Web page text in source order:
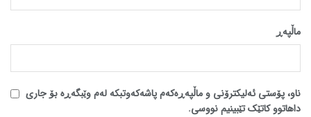
ماڵپه‌ڕ
ناو، پۆستی ئەلیکترۆنی و ماڵپەڕەکەم پاشەکەوتبکە لەم وێبگەڕە بۆ جاری
داهاتوو کاتێک تێبینیم نووسی.